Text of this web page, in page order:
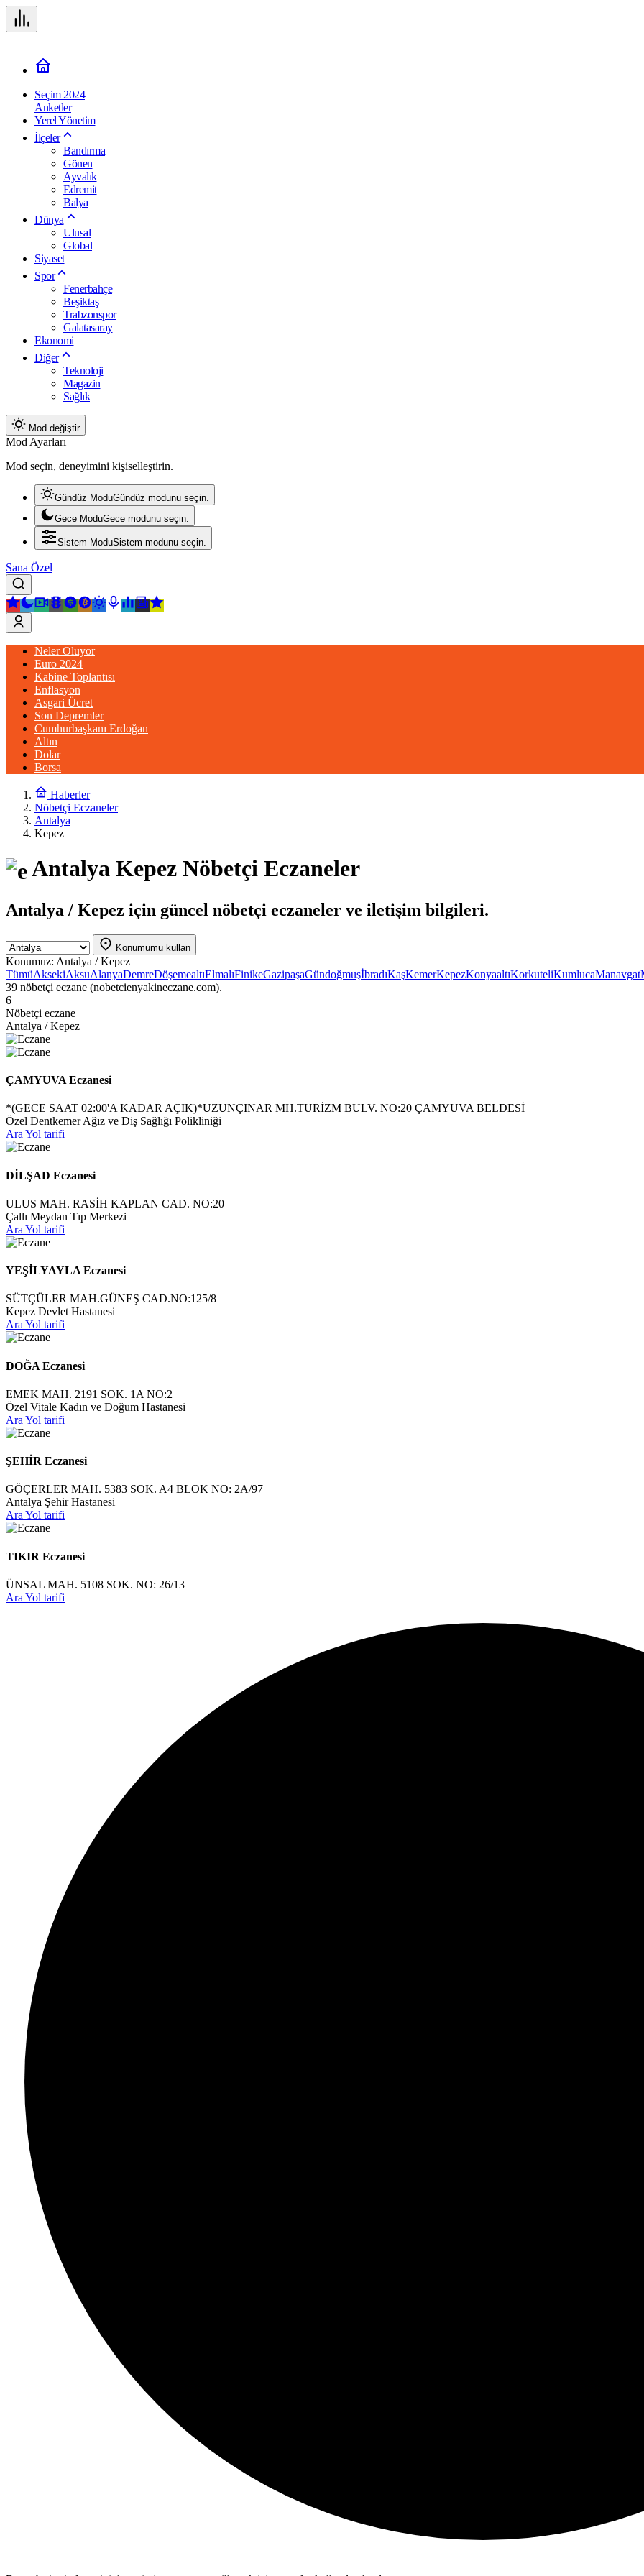
Seçim 2024
Anketler
Yerel Yönetim
İlçeler
Bandırma
Gönen
Ayvalık
Edremit
Balya
Dünya
Ulusal
Global
Siyaset
Spor
Fenerbahçe
Beşiktaş
Trabzonspor
Galatasaray
Ekonomi
Diğer
Teknoloji
Magazin
Sağlık
Mod değiştir
Mod Ayarları
Mod seçin, deneyimini kişiselleştirin.
Gündüz ModuGündüz modunu seçin.
Gece ModuGece modunu seçin.
Sistem ModuSistem modunu seçin.
Sana Özel
Neler Oluyor
Euro 2024
Kabine Toplantısı
Enflasyon
Asgari Ücret
Son Depremler
Cumhurbaşkanı Erdoğan
Altın
Dolar
Borsa
Haberler
Nöbetçi Eczaneler
Antalya
Kepez
Antalya Kepez Nöbetçi Eczaneler
Antalya / Kepez için güncel nöbetçi eczaneler ve iletişim bilgileri.
Konumumu kullan
Konumuz: Antalya / Kepez
TümüAksekiAksuAlanyaDemreDöşemealtıElmalıFinikeGazipaşaGündoğmuşİbradıKaşKemerKepezKonyaaltıKorkuteliKumlucaManavgat
39 nöbetçi eczane (nobetcienyakineczane.com).
6
Nöbetçi eczane
Antalya / Kepez
ÇAMYUVA Eczanesi
*(GECE SAAT 02:00'A KADAR AÇIK)*UZUNÇINAR MH.TURİZM BULV. NO:20 ÇAMYUVA BELDESİ
Özel Dentkemer Ağız ve Diş Sağlığı Polikliniği
Ara Yol tarifi
DİLŞAD Eczanesi
ULUS MAH. RASİH KAPLAN CAD. NO:20
Çallı Meydan Tıp Merkezi
Ara Yol tarifi
YEŞİLYAYLA Eczanesi
SÜTÇÜLER MAH.GÜNEŞ CAD.NO:125/8
Kepez Devlet Hastanesi
Ara Yol tarifi
DOĞA Eczanesi
EMEK MAH. 2191 SOK. 1A NO:2
Özel Vitale Kadın ve Doğum Hastanesi
Ara Yol tarifi
ŞEHİR Eczanesi
GÖÇERLER MAH. 5383 SOK. A4 BLOK NO: 2A/97
Antalya Şehir Hastanesi
AraYol tarifi
TIKIR Eczanesi
ÜNSAL MAH. 5108 SOK. NO: 26/13
Ara Yol tarifi